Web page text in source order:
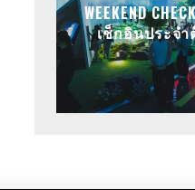
WEEKEND
เช็กอินประจ